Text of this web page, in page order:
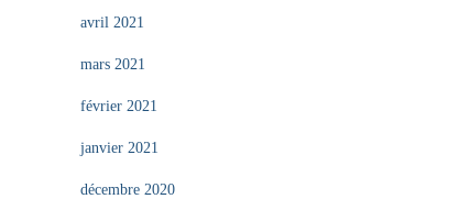
avril 2021
mars 2021
février 2021
janvier 2021
décembre 2020